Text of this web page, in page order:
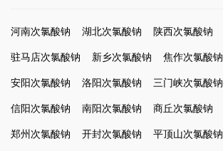
河南次氯酸钠 湖北次氯酸钠 陕西次氯酸钠
驻马店次氯酸钠
新乡次氯酸钠 焦作次氯酸钠
安阳次氯酸钠
洛阳次氯酸钠 三门峡次氯酸钠
信阳次氯酸钠
南阳次氯酸钠 商丘次氯酸钠
郑州次氯酸钠
开封次氯酸钠 平顶山次氯酸钠